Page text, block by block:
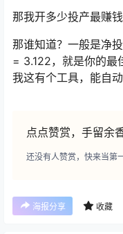
那我开多少投产最赚钱
那谁知道？一般是净
= 3.122，就是你的最
我这有个工具，能自
点点赞赏，手留余
还没有人赞赏，快来当第
海报分享 收藏